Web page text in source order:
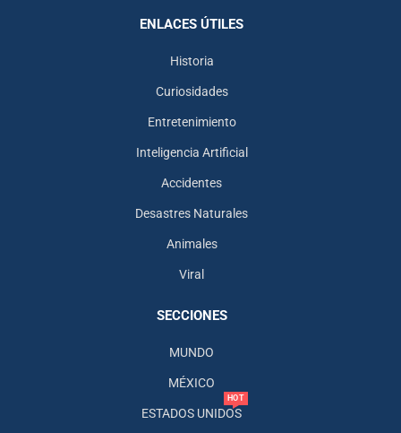
ENLACES ÚTILES
Historia
Curiosidades
Entretenimiento
Inteligencia Artificial
Accidentes
Desastres Naturales
Animales
Viral
SECCIONES
MUNDO
MÉXICO
ESTADOS UNIDOS
HOT